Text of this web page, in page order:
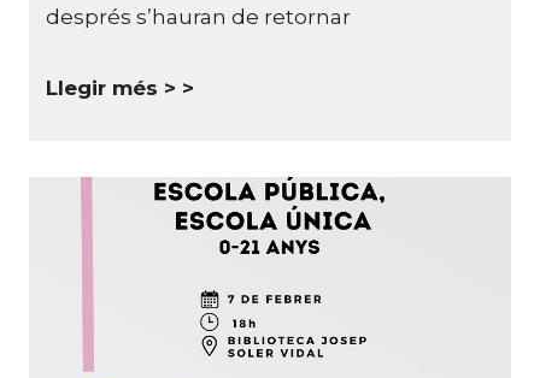
després s’hauran de retornar
Llegir més >